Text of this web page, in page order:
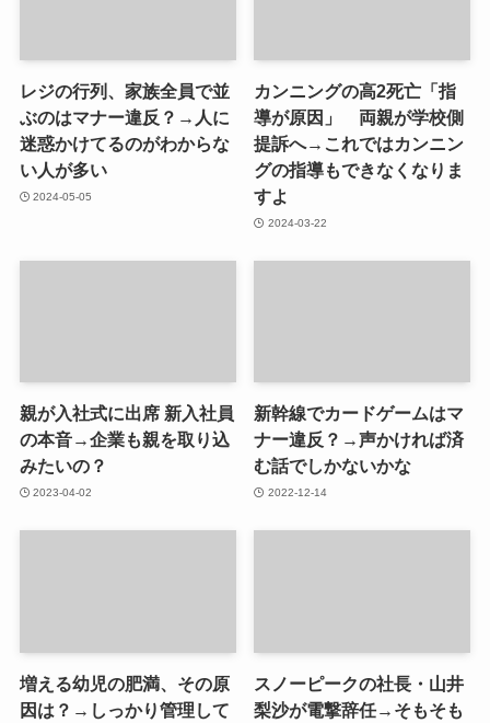
レジの行列、家族全員で並
ぶのはマナー違反？→人に
迷惑かけてるのがわからな
い人が多い
2024-05-05
カンニングの高2死亡「指
導が原因」 両親が学校側
提訴へ→これではカンニン
グの指導もできなくなりま
すよ
2024-03-22
親が入社式に出席 新入社員
の本音→企業も親を取り込
みたいの？
2023-04-02
新幹線でカードゲームはマ
ナー違反？→声かければ済
む話でしかないかな
2022-12-14
増える幼児の肥満、その原
因は？→しっかり管理して
スノーピークの社長・山井
梨沙が電撃辞任→そもそも